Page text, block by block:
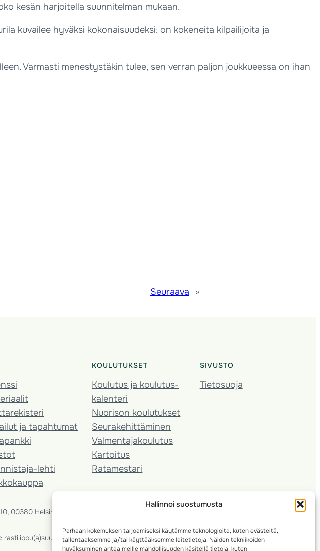
Hallinnoi suostumusta
Parhaan kokemuksen tarjoamiseksi käytämme teknologioita, kuten evästeitä,
tallentaaksemme ja/tai käyttääksemme laitetietoja. Näiden tekniikoiden
hyväksyminen antaa meille mahdollisuuden käsitellä tietoja, kuten
kesän harjoitella suunnitelman mukaan.
kuvailee hyväksi kokonaisuudeksi: on kokeneita kilpailijoita ja
Varmasti menestystäkin tulee, sen verran paljon joukkueessa on ihan
Seuraava »
ja tapahtumat
lehti
KOULUTUKSET
Koulutus ja koulutus­
kalenteri
Nuorison koulutukset
Seura­kehittäminen
Valmentaja­koulutus
Kartoitus
Ratamestari
SIVUSTO
Tietosuoja
00380 Helsinki, Finland
: rastilippu(a)suunnistusliitto.fi